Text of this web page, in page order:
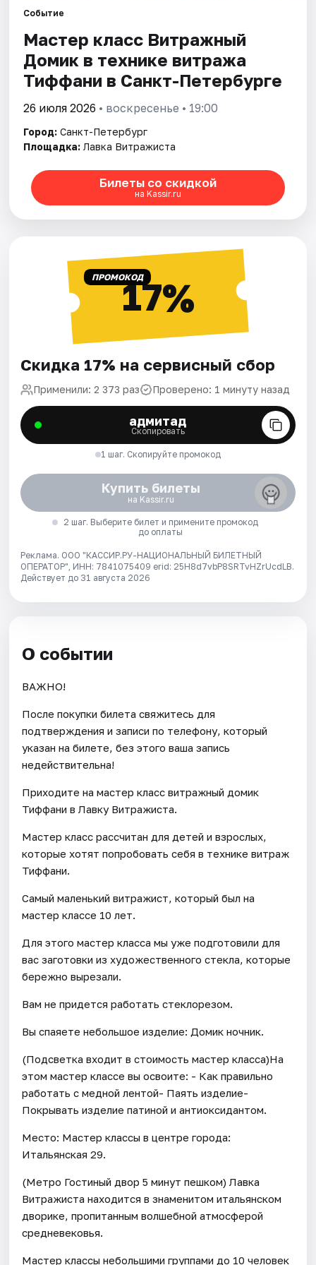
Города
Площадки
Артисты
Рейтинги
Событие
Мастер класс Витражный
Домик в технике витража
Тиффани в Санкт-Петербурге
26 июля 2026 • воскресенье • 19:00
Город: Санкт-Петербург
Площадка: Лавка Витражиста
Билеты со скидкой
на Kassir.ru
ПРОМОКОД17%
Скидка 17% на сервисный сбор
Применили: 2 373 раз Проверено: 1 минуту назад
адмитад
Скопировать
1 шаг. Скопируйте промокод
Купить билеты
на Kassir.ru
2 шаг. Выберите билет и примените промокод
до оплаты
Реклама. ООО "КАССИР.РУ-НАЦИОНАЛЬНЫЙ БИЛЕТНЫЙ
ОПЕРАТОР", ИНН: 7841075409 erid: 25H8d7vbP8SRTvHZrUcdLB.
Действует до 31 августа 2026
О событии
ВАЖНО!
После покупки билета свяжитесь для
подтверждения и записи по телефону, который
указан на билете, без этого ваша запись
недействительна!
Приходите на мастер класс витражный домик
Тиффани в Лавку Витражиста.
Мастер класс рассчитан для детей и взрослых,
которые хотят попробовать себя в технике витраж
Тиффани.
Самый маленький витражист, который был на
мастер классе 10 лет.
Для этого мастер класса мы уже подготовили для
вас заготовки из художественного стекла, которые
бережно вырезали.
Вам не придется работать стеклорезом.
Вы спаяете небольшое изделие: Домик ночник.
(Подсветка входит в стоимость мастер класса)На
этом мастер классе вы освоите: - Как правильно
работать с медной лентой- Паять изделие-
Покрывать изделие патиной и антиоксидантом.
Место: Мастер классы в центре города:
Итальянская 29.
(Метро Гостиный двор 5 минут пешком) Лавка
Витражиста находится в знаменитом итальянском
дворике, пропитанным волшебной атмосферой
средневековья.
Мастер классы небольшими группами до 10 человек